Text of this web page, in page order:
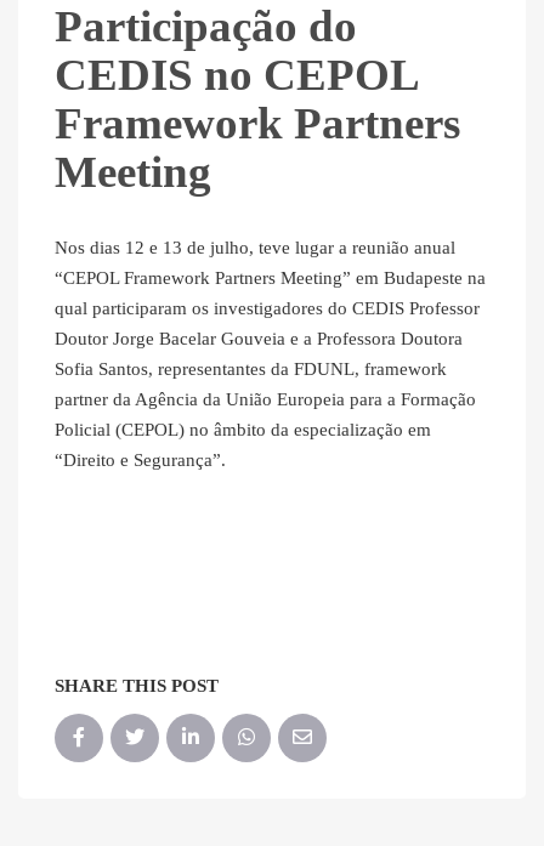
Participação do
CEDIS no CEPOL
Framework Partners
Meeting
Nos dias 12 e 13 de julho, teve lugar a reunião anual
“CEPOL Framework Partners Meeting” em Budapeste na
qual participaram os investigadores do CEDIS Professor
Doutor Jorge Bacelar Gouveia e a Professora Doutora
Sofia Santos, representantes da FDUNL, framework
partner da Agência da União Europeia para a Formação
Policial (CEPOL) no âmbito da especialização em
“Direito e Segurança”.
SHARE THIS POST